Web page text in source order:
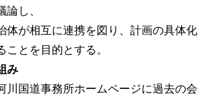
論し、
体が相互に連携を図り、計画の具体化
ことを目的とする。
み
川国道事務所ホームページに過去の会